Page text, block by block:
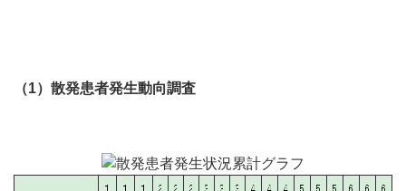
（1）散発患者発生動向調査